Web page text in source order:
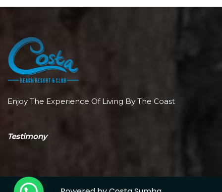
Enjoy The Experience Of Living By The Coast
Testimony